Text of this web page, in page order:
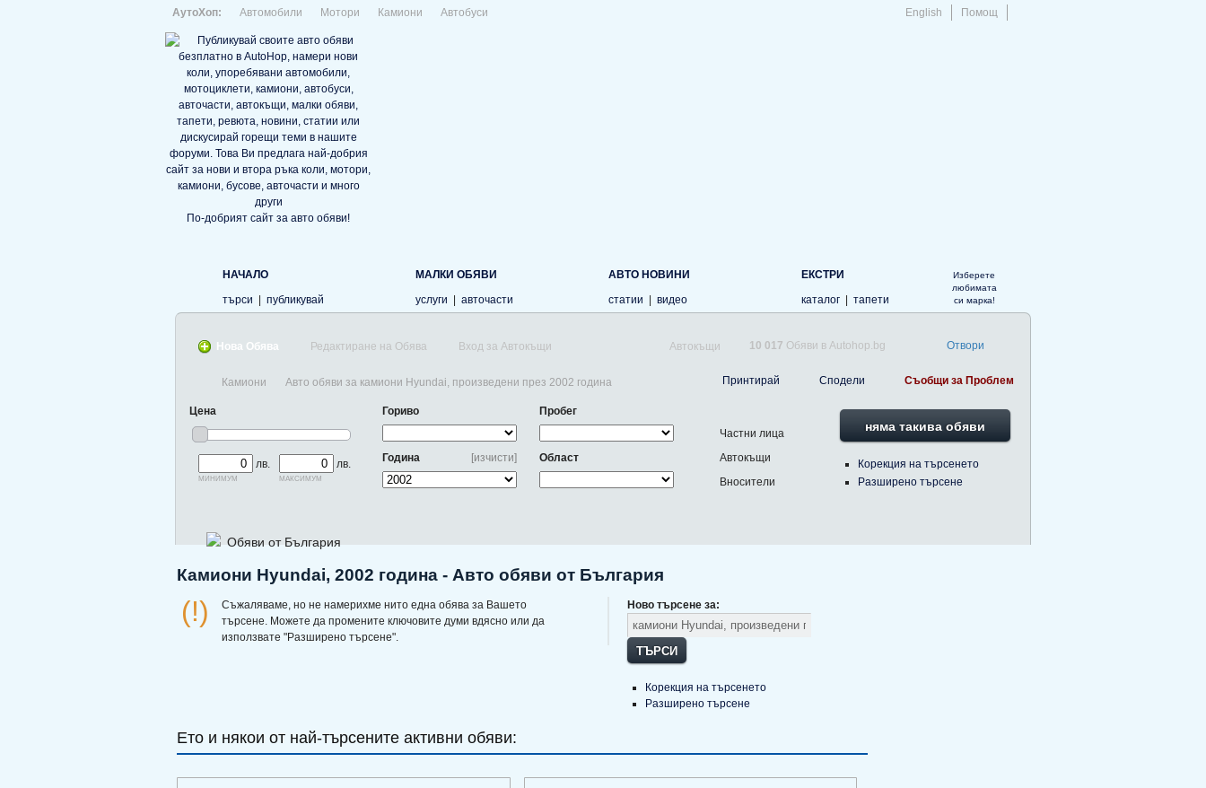
English Помощ
АутоХоп: Автомобили Мотори Камиони Автобуси
По-добрият сайт за авто обяви!
НАЧАЛО
търси
публикувай
МАЛКИ ОБЯВИ
услуги
авточасти
АВТО НОВИНИ
статии
видео
ЕКСТРИ
каталог
тапети
Изберете
любимата
си марка!
Нова Обява Редактиране на Обява Вход за Автокъщи Автокъщи 10 017 Обяви в Autohop.bg Отвори
Принтирай Сподели Съобщи за Проблем
Камиони Авто обяви за камиони Hyundai, произведени през 2002 година
Цена
лв.
минимум
лв.
максимум
Гориво
[изчисти]
Година
Пробег
Област
Частни лица
Автокъщи
Вносители
няма такива обяви
Корекция на търсенето
Разширено търсене
Обяви от България
Камиони Hyundai, 2002 година - Авто обяви от България
(!)
Съжаляваме, но не намерихме нито една обява за Вашето
търсене. Можете да промените ключовите думи вдясно или да
използвате "Разширено търсене".
Ново търсене за:
ТЪРСИ
Корекция на търсенето
Разширено търсене
Ето и някои от най-търсените активни обяви: